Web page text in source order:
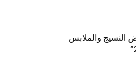
النسيج والملابس